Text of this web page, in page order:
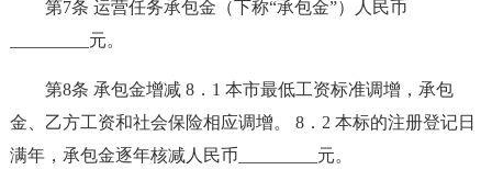
第7条 运营任务承包金（下称“承包金”）人民币
_________元。
第8条 承包金增减 8．1 本市最低工资标准调增，承包
金、乙方工资和社会保险相应调增。 8．2 本标的注册登记日
满年，承包金逐年核减人民币_________元。